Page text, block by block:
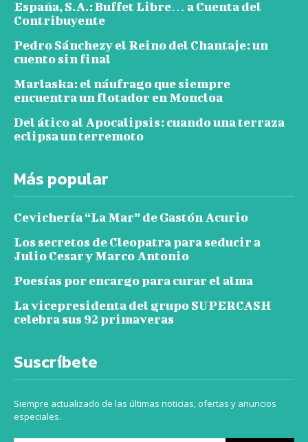
España, S.A.: Buffet Libre… a Cuenta del
Contribuyente
Pedro Sánchezy el Reino del Chantaje: un
cuento sin final
Marlaska: el náufrago que siempre
encuentra un flotador en Moncloa
Del ático al Apocalipsis: cuando una terraza
eclipsa un terremoto
Más popular
Cevichería “La Mar” de Gastón Acurio
Los secretos de Cleopatra para seducir a
Julio Cesar y Marco Antonio
Poesías por encargo para curar el alma
La vicepresidenta del grupo SUPERCASH
celebra sus 92 primaveras
Suscríbete
Siempre actualizado de las últimas noticias, ofertas y anuncios
especiales.